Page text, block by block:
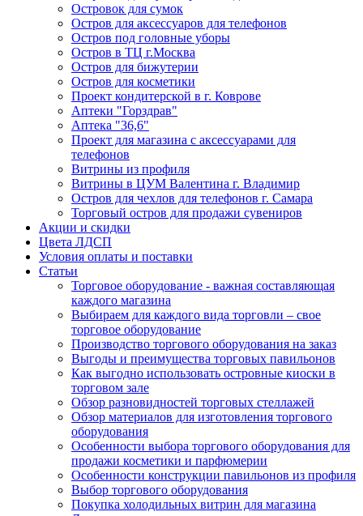
Островок для сумок
Остров для аксессуаров для телефонов
Остров под головные уборы
Остров в ТЦ г.Москва
Остров для бижутерии
Остров для косметики
Проект кондитерской в г. Коврове
Аптеки "Горздрав"
Аптека "36,6"
Проект для магазина с аксессуарами для
телефонов
Витрины из профиля
Витрины в ЦУМ Валентина г. Владимир
Остров для чехлов для телефонов г. Самара
Торговый остров для продажи сувениров
Акции и скидки
Цвета ЛДСП
Условия оплаты и поставки
Статьи
Торговое оборудование - важная составляющая
каждого магазина
Выбираем для каждого вида торговли – свое
торговое оборудование
Производство торгового оборудования на заказ
Выгоды и преимущества торговых павильонов
Как выгодно использовать островные киоски в
торговом зале
Обзор разновидностей торговых стеллажей
Обзор материалов для изготовления торгового
оборудования
Особенности выбора торгового оборудования для
продажи косметики и парфюмерии
Особенности конструкции павильонов из профиля
Выбор торгового оборудования
Покупка холодильных витрин для магазина